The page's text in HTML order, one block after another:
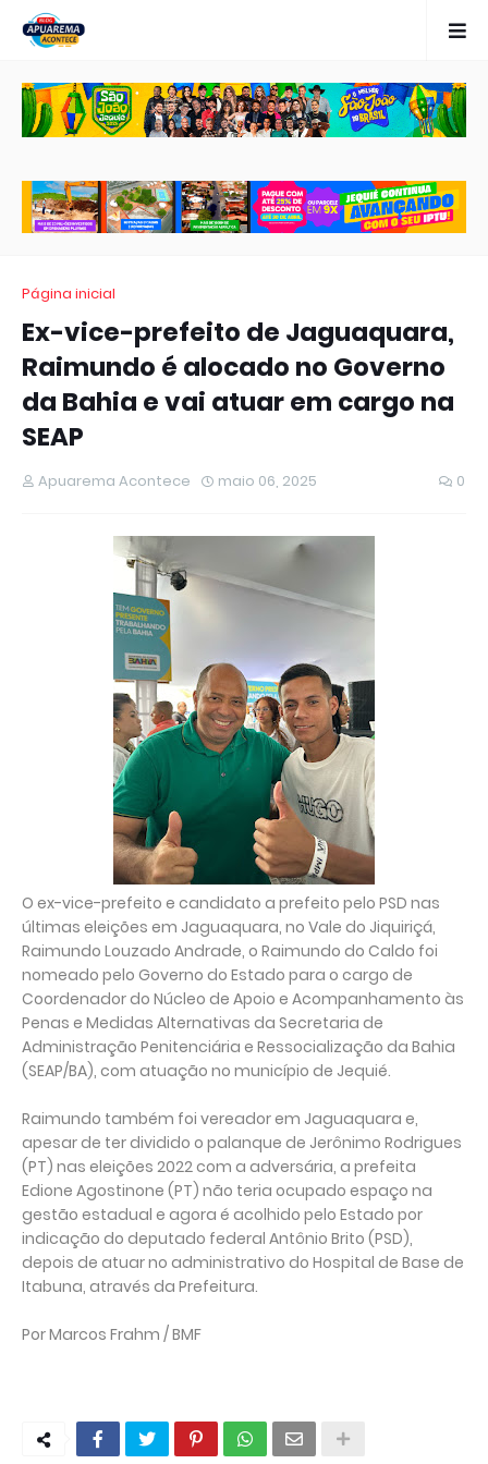
Página inicial
Ex-vice-prefeito de Jaguaquara,
Raimundo é alocado no Governo
da Bahia e vai atuar em cargo na
SEAP
Apuarema Acontece maio 06, 2025 0
O ex-vice-prefeito e candidato a prefeito pelo PSD nas
últimas eleições em Jaguaquara, no Vale do Jiquiriçá,
Raimundo Louzado Andrade, o Raimundo do Caldo foi
nomeado pelo Governo do Estado para o cargo de
Coordenador do Núcleo de Apoio e Acompanhamento às
Penas e Medidas Alternativas da Secretaria de
Administração Penitenciária e Ressocialização da Bahia
(SEAP/BA), com atuação no município de Jequié.
Raimundo também foi vereador em Jaguaquara e,
apesar de ter dividido o palanque de Jerônimo Rodrigues
(PT) nas eleições 2022 com a adversária, a prefeita
Edione Agostinone (PT) não teria ocupado espaço na
gestão estadual e agora é acolhido pelo Estado por
indicação do deputado federal Antônio Brito (PSD),
depois de atuar no administrativo do Hospital de Base de
Itabuna, através da Prefeitura.
Por Marcos Frahm / BMF